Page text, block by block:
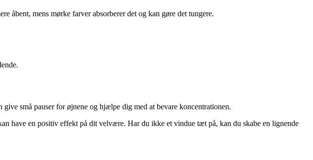
åbent, mens mørke farver absorberer det og kan gøre det tungere.
små pauser for øjnene og hjælpe dig med at bevare koncentrationen.
have en positiv effekt på dit velvære. Har du ikke et vindue tæt på, kan du skabe en lignende